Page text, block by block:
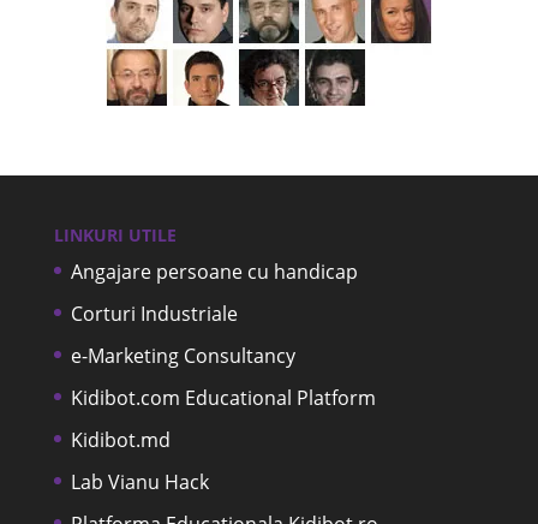
LINKURI UTILE
Angajare persoane cu handicap
Corturi Industriale
e-Marketing Consultancy
Kidibot.com Educational Platform
Kidibot.md
Lab Vianu Hack